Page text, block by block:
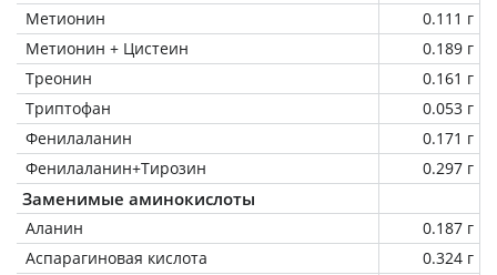
Метионин
0.111 г
Метионин + Цистеин
0.189 г
Треонин
0.161 г
Триптофан
0.053 г
Фенилаланин
0.171 г
Фенилаланин+Тирозин
0.297 г
Заменимые аминокислоты
Аланин
0.187 г
Аспарагиновая кислота
0.324 г